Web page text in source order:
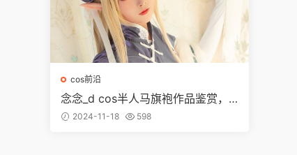
cos前沿
念念_d cos半人马旗袍作品鉴赏，
完美曲线移不开眼
2024-11-18 598